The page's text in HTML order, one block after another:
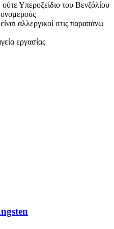
Υπεροξείδιο του Βενζόλίου
αλλεργικοί στις παραπάνω
εργασίας